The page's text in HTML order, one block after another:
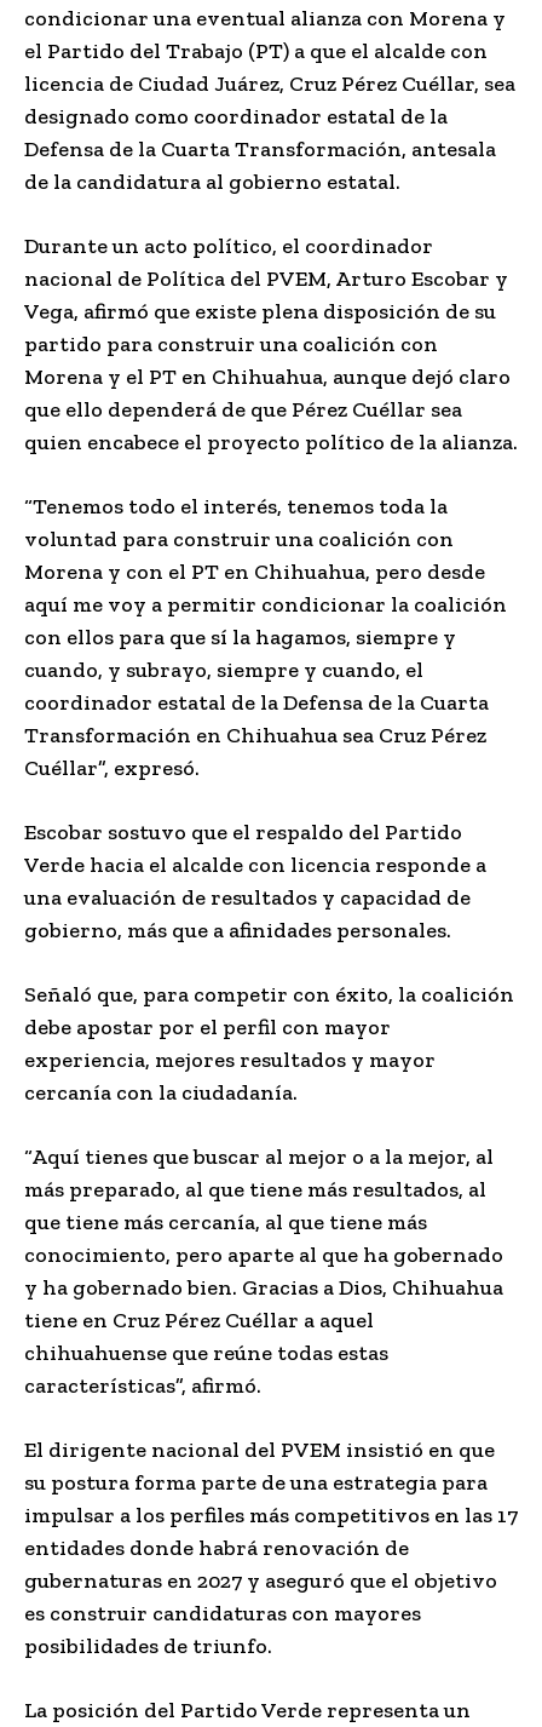
condicionar una eventual alianza con Morena y
el Partido del Trabajo (PT) a que el alcalde con
licencia de Ciudad Juárez, Cruz Pérez Cuéllar, sea
designado como coordinador estatal de la
Defensa de la Cuarta Transformación, antesala
de la candidatura al gobierno estatal.
Durante un acto político, el coordinador
nacional de Política del PVEM, Arturo Escobar y
Vega, afirmó que existe plena disposición de su
partido para construir una coalición con
Morena y el PT en Chihuahua, aunque dejó claro
que ello dependerá de que Pérez Cuéllar sea
quien encabece el proyecto político de la alianza.
“Tenemos todo el interés, tenemos toda la
voluntad para construir una coalición con
Morena y con el PT en Chihuahua, pero desde
aquí me voy a permitir condicionar la coalición
con ellos para que sí la hagamos, siempre y
cuando, y subrayo, siempre y cuando, el
coordinador estatal de la Defensa de la Cuarta
Transformación en Chihuahua sea Cruz Pérez
Cuéllar”, expresó.
Escobar sostuvo que el respaldo del Partido
Verde hacia el alcalde con licencia responde a
una evaluación de resultados y capacidad de
gobierno, más que a afinidades personales.
Señaló que, para competir con éxito, la coalición
debe apostar por el perfil con mayor
experiencia, mejores resultados y mayor
cercanía con la ciudadanía.
“Aquí tienes que buscar al mejor o a la mejor, al
más preparado, al que tiene más resultados, al
que tiene más cercanía, al que tiene más
conocimiento, pero aparte al que ha gobernado
y ha gobernado bien. Gracias a Dios, Chihuahua
tiene en Cruz Pérez Cuéllar a aquel
chihuahuense que reúne todas estas
características”, afirmó.
El dirigente nacional del PVEM insistió en que
su postura forma parte de una estrategia para
impulsar a los perfiles más competitivos en las 17
entidades donde habrá renovación de
gubernaturas en 2027 y aseguró que el objetivo
es construir candidaturas con mayores
posibilidades de triunfo.
La posición del Partido Verde representa un